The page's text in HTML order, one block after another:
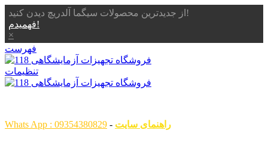
از جدیدترین محصولات سیگما آلدریچ دیدن کنید!
فهمیدم!
×
فهرست
تنظیمات
Whats App : 09354380829 - راهنمای سایت